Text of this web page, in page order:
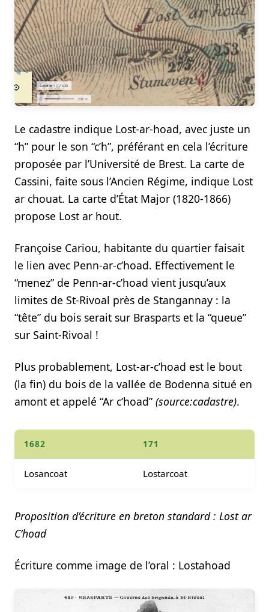
Le cadastre indique Lost-ar-hoad, avec juste un
“h” pour le son “c’h”, préférant en cela l’écriture
proposée par l’Université de Brest. La carte de
Cassini, faite sous l’Ancien Régime, indique Lost
ar chouat. La carte d’État Major (1820-1866)
propose Lost ar hout.
Françoise Cariou, habitante du quartier faisait
le lien avec Penn-ar-c’hoad. Effectivement le
“menez” de Penn-ar-c’hoad vient jusqu’aux
limites de St-Rivoal près de Stangannay : la
“tête” du bois serait sur Brasparts et la “queue”
sur Saint-Rivoal !
Plus probablement, Lost-ar-c’hoad est le bout
(la fin) du bois de la vallée de Bodenna situé en
amont et appelé “Ar c’hoad” (source:cadastre).
1682 171
Losancoat Lostarcoat
Proposition d’écriture en breton standard : Lost ar
C’hoad
Écriture comme image de l’oral : Lostahoad